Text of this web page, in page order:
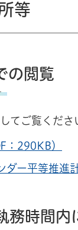
等
の閲覧
てご覧くださ
：290KB）
ダー平等推進
務時間内